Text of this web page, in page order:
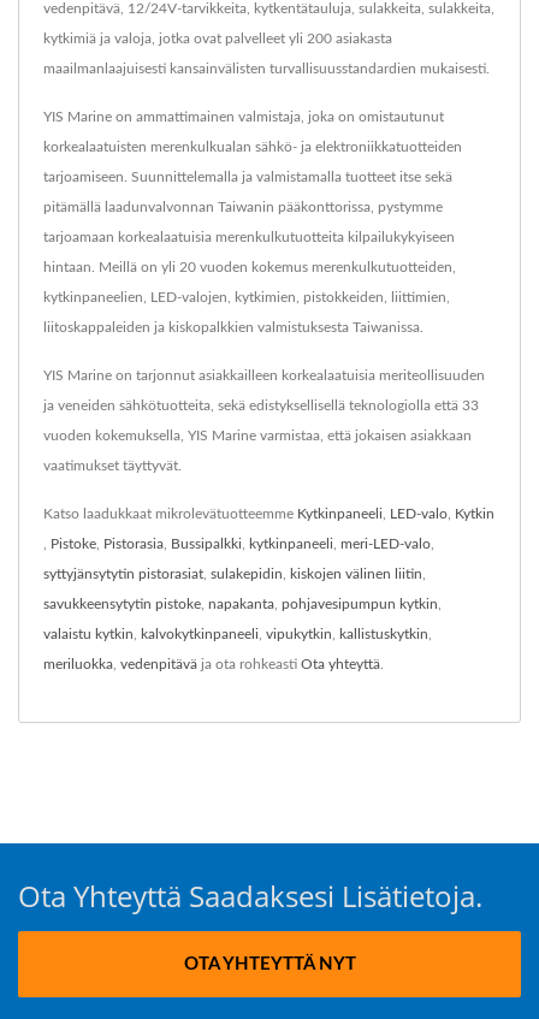
vedenpitävä, 12/24V-tarvikkeita, kytkentätauluja, sulakkeita, sulakkeita,
kytkimiä ja valoja, jotka ovat palvelleet yli 200 asiakasta
maailmanlaajuisesti kansainvälisten turvallisuusstandardien mukaisesti.
YIS Marine on ammattimainen valmistaja, joka on omistautunut
korkealaatuisten merenkulkualan sähkö- ja elektroniikkatuotteiden
tarjoamiseen. Suunnittelemalla ja valmistamalla tuotteet itse sekä
pitämällä laadunvalvonnan Taiwanin pääkonttorissa, pystymme
tarjoamaan korkealaatuisia merenkulkutuotteita kilpailukykyiseen
hintaan. Meillä on yli 20 vuoden kokemus merenkulkutuotteiden,
kytkinpaneelien, LED-valojen, kytkimien, pistokkeiden, liittimien,
liitoskappaleiden ja kiskopalkkien valmistuksesta Taiwanissa.
YIS Marine on tarjonnut asiakkailleen korkealaatuisia meriteollisuuden
ja veneiden sähkötuotteita, sekä edistyksellisellä teknologiolla että 33
vuoden kokemuksella, YIS Marine varmistaa, että jokaisen asiakkaan
vaatimukset täyttyvät.
Katso laadukkaat mikrolevätuotteemme Kytkinpaneeli LED-valo Kytkin
Pistoke Pistorasia Bussipalkki kytkinpaneeli meri-LED-valo
syttyjänsytytin pistorasiat sulakepidin kiskojen välinen liitin
savukkeensytytin pistoke napakanta pohjavesipumpun kytkin
valaistu kytkin kalvokytkinpaneeli vipukytkin kallistuskytkin
meriluokka vedenpitävä ja ota rohkeasti Ota yhteyttä
Ota Yhteyttä Saadaksesi Lisätietoja.
OTA YHTEYTTÄ NYT